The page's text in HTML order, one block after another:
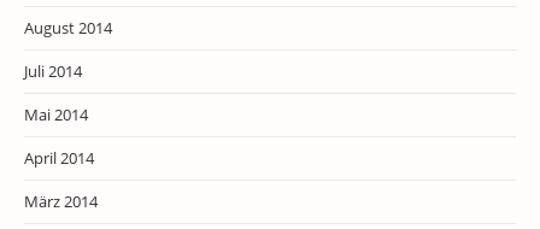
August 2014
Juli 2014
Mai 2014
April 2014
März 2014